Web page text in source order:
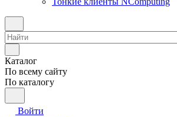
Каталог
По всему сайту
По каталогу
Войти